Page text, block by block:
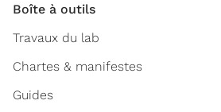
Boîte à outils
Travaux du lab
Chartes & manifestes
Guides